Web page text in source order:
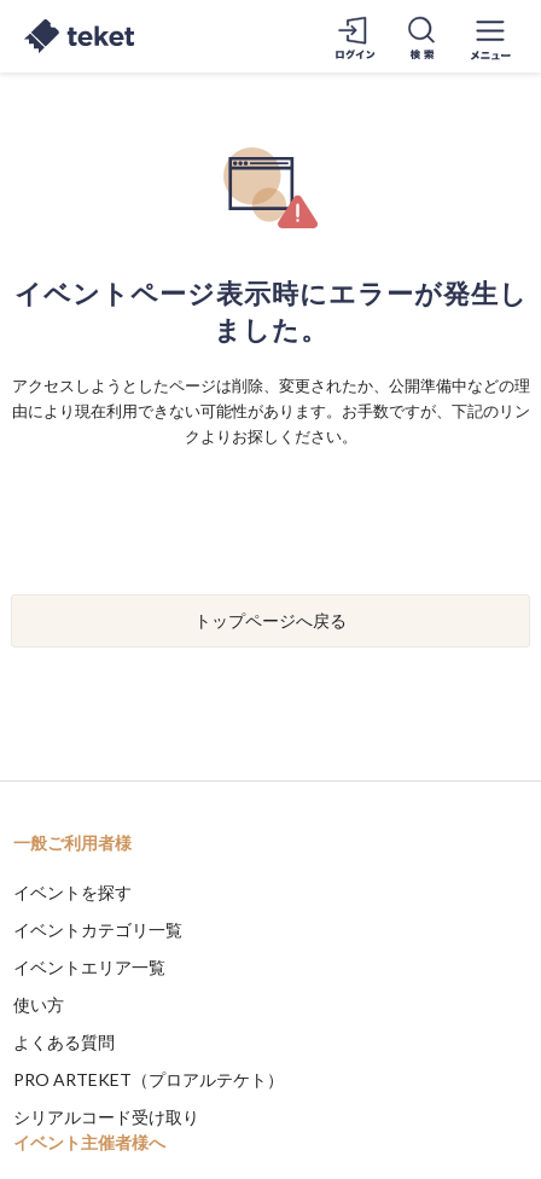
イベントページ表示時にエラーが発生し
ました。
アクセスしようとしたページは削除、変更されたか、公開準備中などの理
由により現在利用できない可能性があります。お手数ですが、下記のリン
クよりお探しください。
トップページへ戻る
一般ご利用者様
イベントを探す
イベントカテゴリ一覧
イベントエリア一覧
使い方
よくある質問
PRO ARTEKET（プロアルテケト）
シリアルコード受け取り
イベント主催者様へ